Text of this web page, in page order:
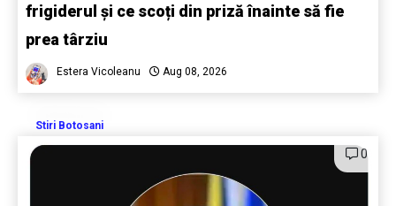
frigiderul și ce scoți din priză înainte să fie
prea târziu
Estera Vicoleanu Aug 08, 2026
Stiri Botosani
0